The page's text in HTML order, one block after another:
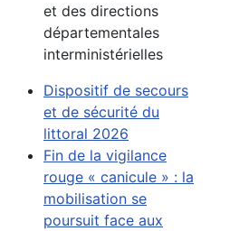
et des directions
départementales
interministérielles
Dispositif de secours
et de sécurité du
littoral 2026
Fin de la vigilance
rouge « canicule » : la
mobilisation se
poursuit face aux